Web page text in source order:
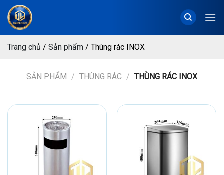
Chuyển
đến
dungTrang chủ / Sản phẩm / Thùng rác INOX
SẢN PHẨM / THÙNG RÁC / THÙNG RÁC INOX